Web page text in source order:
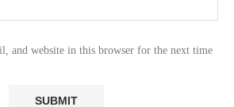
and website in this browser for the next time